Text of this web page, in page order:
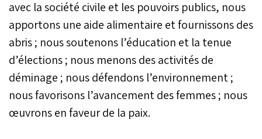
avec la société civile et les pouvoirs publics, nous
apportons une aide alimentaire et fournissons des
abris ; nous soutenons l’éducation et la tenue
d’élections ; nous menons des activités de
déminage ; nous défendons l’environnement ;
nous favorisons l’avancement des femmes ; nous
œuvrons en faveur de la paix.